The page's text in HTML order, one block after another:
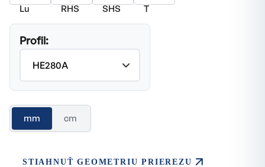
Profil:
mm cm
STIAHNUŤ GEOMETRIU PRIEREZU